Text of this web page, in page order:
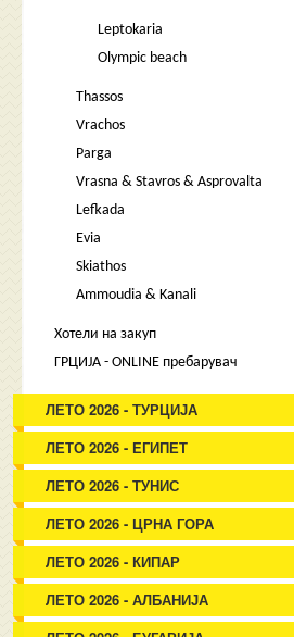
Leptokaria
Olympic beach
Thassos
Vrachos
Parga
Vrasna & Stavros & Asprovalta
Lefkada
Evia
Skiathos
Ammoudia & Kanali
Хотели на закуп
ГРЦИЈА - ONLINE пребарувач
ЛЕТО 2026 - ТУРЦИЈА
ЛЕТО 2026 - ЕГИПЕТ
ЛЕТО 2026 - ТУНИС
ЛЕТО 2026 - ЦРНА ГОРА
ЛЕТО 2026 - КИПАР
ЛЕТО 2026 - АЛБАНИЈА